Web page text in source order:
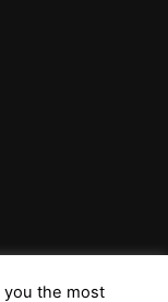
you the most